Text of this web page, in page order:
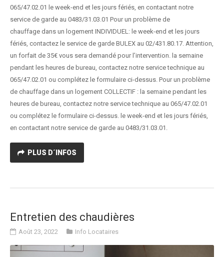
065/47.02.01 le week-end et les jours fériés, en contactant notre
service de garde au 0483/31.03.01 Pour un problème de
chauffage dans un logement INDIVIDUEL: le week-end et les jours
fériés, contactez le service de garde BULEX au 02/431.80.17. Attention,
un forfait de 35€ vous sera demandé pour l’intervention. la semaine
pendant les heures de bureau, contactez notre service technique au
065/47.02.01 ou complétez le formulaire ci-dessus. Pour un problème
de chauffage dans un logement COLLECTIF : la semaine pendant les
heures de bureau, contactez notre service technique au 065/47.02.01
ou complétez le formulaire ci-dessus. le week-end et les jours fériés,
en contactant notre service de garde au 0483/31.03.01.
PLUS D´INFOS
Entretien des chaudières
Août 23, 2022 Info Locataires